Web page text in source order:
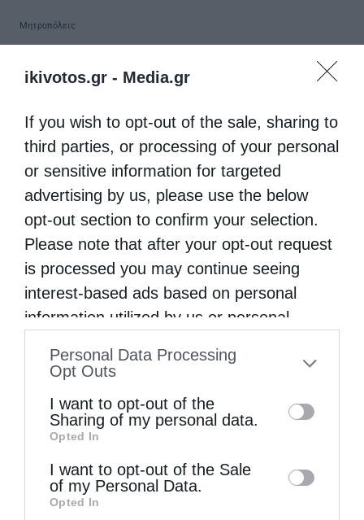
ikivotos.gr - Media.gr
If you wish to opt-out of the sale, sharing to
third parties, or processing of your personal
or sensitive information for targeted
advertising by us, please use the below
opt-out section to confirm your selection.
Please note that after your opt-out request
is processed you may continue seeing
interest-based ads based on personal
information utilized by us or personal
to your opt-out. You may separately opt-out
information by third parties on the IAB’s list
of downstream participants. This
information may also be disclosed by us to
third parties on theIAB’s List of
Downstream Participants
Personal Data Processing
Opt Outs
I want to opt-out of the
Sharing of my personal data.
Opted In
I want to opt-out of the Sale
of my Personal Data.
Opted In
Μητροπόλεις
Εγκαίνια του Ιερού Ναού Αγίου Προκοπίου στην
Παλαιοκατούνα
Τελέσθηκαν το Σάββατο 22 Οκτωβρίου 2016,
από τον Σεβασμιώτατο Μητροπολίτη
Καρπενησίου κ. Γεώργιο τα εγκαίνια του
Ιερού Ναού Αγίου Προκοπίου
Παλαιοκατούνας του Δήμου Αγράφων. Το
πρωί του Σαββάτου, ο Μητροπολίτης …